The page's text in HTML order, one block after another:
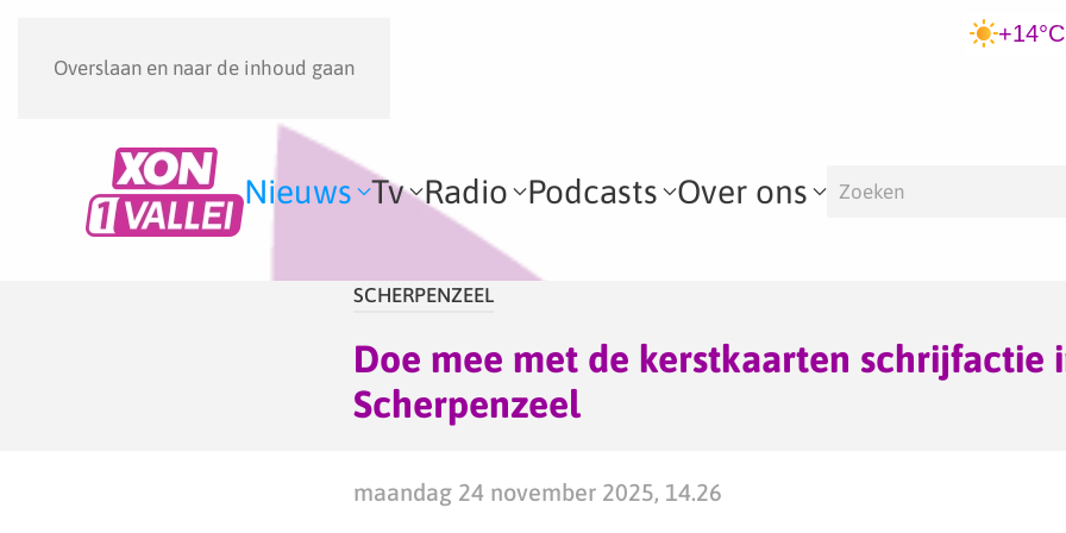
Overslaan en naar de inhoud gaan
+14°C
Nieuws Tv Radio Podcasts Over ons
SCHERPENZEEL
Doe mee met de kerstkaarten schrijfactie
Scherpenzeel
maandag 24 november 2025, 14.26